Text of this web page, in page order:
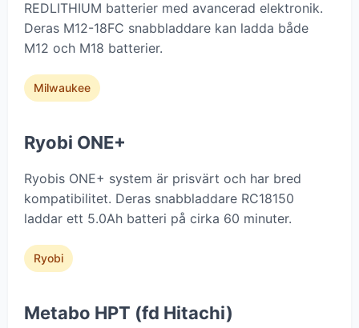
REDLITHIUM batterier med avancerad elektronik.
Deras M12-18FC snabbladdare kan ladda både
M12 och M18 batterier.
Milwaukee
Ryobi ONE+
Ryobis ONE+ system är prisvärt och har bred
kompatibilitet. Deras snabbladdare RC18150
laddar ett 5.0Ah batteri på cirka 60 minuter.
Ryobi
Metabo HPT (fd Hitachi)